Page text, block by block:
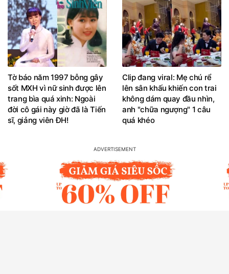
Tờ báo năm 1997 bỗng gây
sốt MXH vì nữ sinh được lên
trang bìa quá xinh: Ngoài
đời cô gái này giờ đã là Tiến
sĩ, giảng viên ĐH!
Clip đang viral: Mẹ chú rể
lên sân khấu khiến con trai
không dám quay đầu nhìn,
anh "chữa ngượng" 1 câu
quá khéo